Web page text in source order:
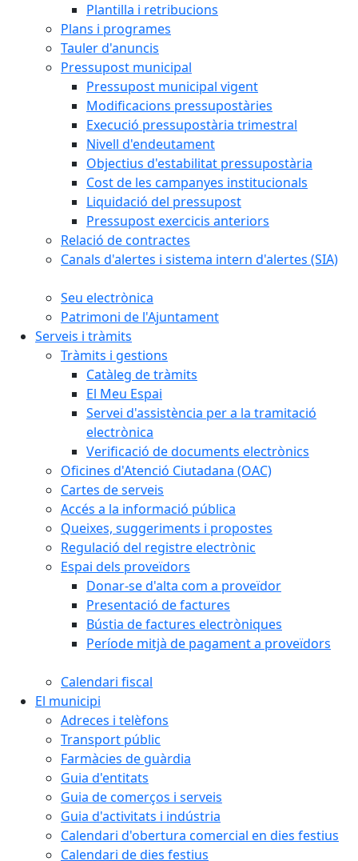
Plantilla i retribucions
Plans i programes
Tauler d'anuncis
Pressupost municipal
Pressupost municipal vigent
Modificacions pressupostàries
Execució pressupostària trimestral
Nivell d'endeutament
Objectius d'estabilitat pressupostària
Cost de les campanyes institucionals
Liquidació del pressupost
Pressupost exercicis anteriors
Relació de contractes
Canals d'alertes i sistema intern d'alertes (SIA)
Seu electrònica
Patrimoni de l'Ajuntament
Serveis i tràmits
Tràmits i gestions
Catàleg de tràmits
El Meu Espai
Servei d'assistència per a la tramitació
electrònica
Verificació de documents electrònics
Oficines d'Atenció Ciutadana (OAC)
Cartes de serveis
Accés a la informació pública
Queixes, suggeriments i propostes
Regulació del registre electrònic
Espai dels proveïdors
Donar-se d'alta com a proveïdor
Presentació de factures
Bústia de factures electròniques
Període mitjà de pagament a proveïdors
Calendari fiscal
El municipi
Adreces i telèfons
Transport públic
Farmàcies de guàrdia
Guia d'entitats
Guia de comerços i serveis
Guia d'activitats i indústria
Calendari d'obertura comercial en dies festius
Calendari de dies festius